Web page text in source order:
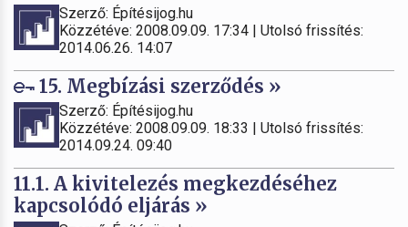
Szerző: Építésijog.hu
Közzétéve: 2008.09.09. 17:34 | Utolsó frissítés:
2014.06.26. 14:07
15. Megbízási szerződés »
Szerző: Építésijog.hu
Közzétéve: 2008.09.09. 18:33 | Utolsó frissítés:
2014.09.24. 09:40
11.1. A kivitelezés megkezdéséhez
kapcsolódó eljárás »